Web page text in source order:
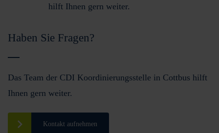
Haben Sie Fragen?
Das Team der CDI Koordinierungsstelle in Cottbus hilft
Ihnen gern weiter.
Kontakt aufnehmen